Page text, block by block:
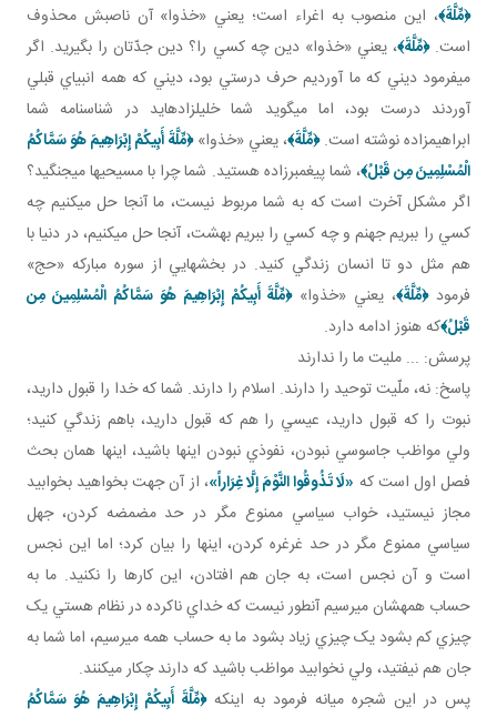
﴿مِّلَّةَ﴾، اين منصوب به اغراء است؛ يعني «خذوا» آن ناصبش محذوف
است.﴿مِّلَّةَ﴾، يعني «خذوا» دين چه کسي را؟ دين جدّتان را بگيريد. اگر
مي فرمود ديني که ما آورديم حرف درستي بود، ديني که همه انبياي قبلي
آوردند درست بود، اما مي گويد شما خليل زاده ايد در شناسنامه شما
ابراهيم زاده نوشته است.﴿مِّلَّةَ﴾، يعني «خذوا»﴿مِّلَّةَ أَبِيكُمْ إِبْرَاهِيمَ هُوَ سَمَّاكُمُ
الْمُسْلِمِينَ مِن قَبْلُ﴾، شما پيغمبرزاده هستيد. شما چرا با مسيحي ها مي جنگيد؟
اگر مشکل آخرت است که به شما مربوط نيست، ما آنجا حل مي کنيم چه
کسي را ببريم جهنم و چه کسي را ببريم بهشت، آنجا حل مي کنيم، در دنيا با
هم مثل دو تا انسان زندگي کنيد. در بخش هايي از سوره مبارکه «حج»
فرمود﴿مِّلَّةَ﴾، يعني «خذوا»﴿مِّلَّةَ أَبِيكُمْ إِبْرَاهِيمَ هُوَ سَمَّاكُمُ الْمُسْلِمِينَ مِن
قَبْلُ﴾که هنوز ادامه دارد.
پرسش: ... مليت ما را ندارند
پاسخ: نه، ملّيت توحيد را دارند. اسلام را دارند. شما که خدا را قبول داريد،
نبوت را که قبول داريد، عيسي را هم که قبول داريد، باهم زندگي کنيد؛
ولي مواظب جاسوسي نبودن، نفوذي نبودن اينها باشيد، اينها همان بحث
فصل اول است که «لَا تَذُوقُوا النَّوْمَ إِلَّا غِرَاراً»، از آن جهت بخواهيد بخوابيد
مجاز نيستيد، خواب سياسي ممنوع مگر در حد مضمضه کردن، جهل
سياسي ممنوع مگر در حد غرغره کردن، اينها را بيان کرد؛ اما اين نجس
است و آن نجس است، به جان هم افتادن، اين کارها را نکنيد. ما به
حساب همه شان مي رسيم آن طور نيست که خداي ناکرده در نظام هستي يک
چيزي کم بشود يک چيزي زياد بشود ما به حساب همه مي رسيم، اما شما به
جان هم نيفتيد، ولي نخوابيد مواظب باشيد که دارند چکار مي کنند.
پس در اين شجره ميانه فرمود به اينکه﴿مِّلَّةَ أَبِيكُمْ إِبْرَاهِيمَ هُوَ سَمَّاكُمُ